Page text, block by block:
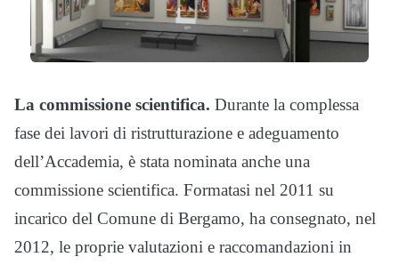
La commissione scientifica. Durante la complessa
fase dei lavori di ristrutturazione e adeguamento
dell’Accademia, è stata nominata anche una
commissione scientifica. Formatasi nel 2011 su
incarico del Comune di Bergamo, ha consegnato, nel
2012, le proprie valutazioni e raccomandazioni in